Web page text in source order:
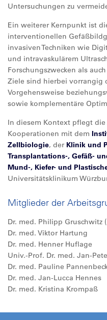
Untersuchungen zu
Ein weiterer Kernpunkt ist
interventionellen
invasiven Techniken wie
und intravaskulärem
Forschungszwecken als
Ziele sind hierbei vorrangig
Vorgehensweise
sowie komplementäre
In diesem Kontext pflegt
Kooperationen mit dem
Zellbiologie, der Klinik und
Transplantations-, Gefäß-
Mund-, Kiefer- und
Universitätsklinikum
Mitglieder der
Dr. med. Philipp Gruschwitz
Dr. med. Viktor Hartung
Dr. med. Henner Huflage
Univ.-Prof. Dr. med. Jan-
Dr. med. Pauline
Dr. med. Jan-Lucca Hennes
Dr. med. Kristina Krompaß